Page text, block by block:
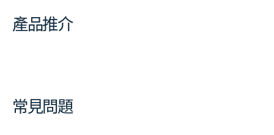
產品推介
常見問題